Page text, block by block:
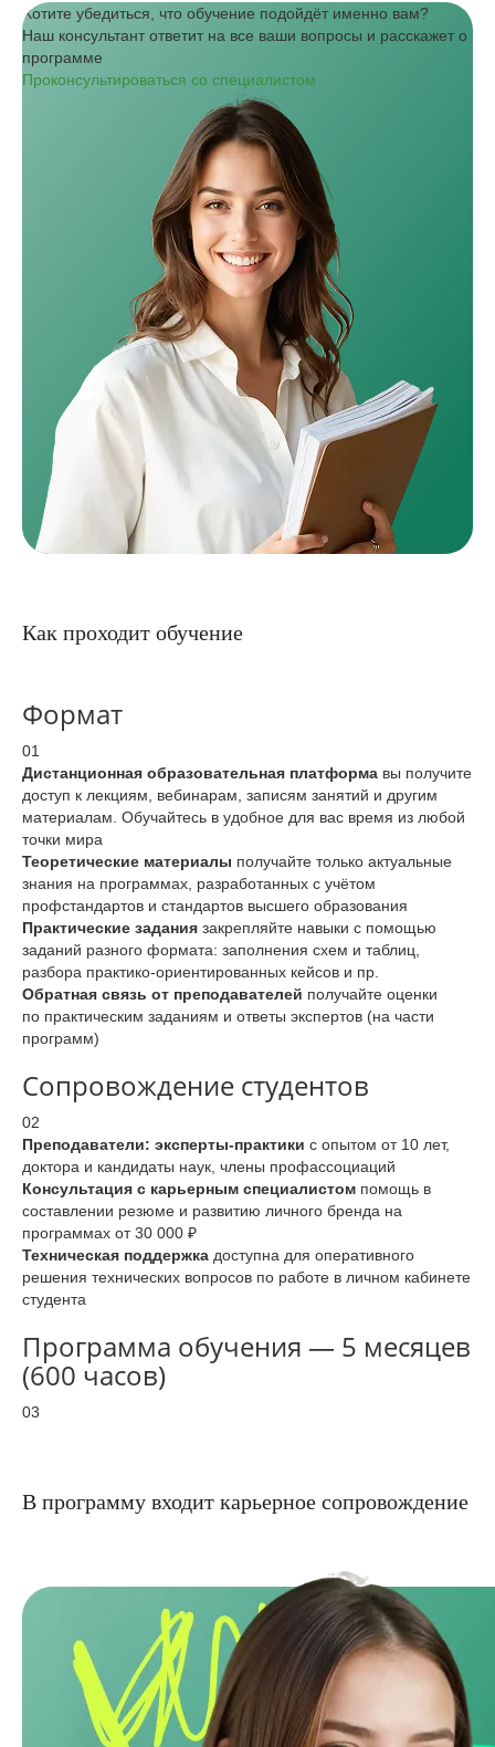
Хотите убедиться, что обучение подойдёт именно вам?
Наш консультант ответит на все ваши вопросы и расскажет о
программе
Проконсультироваться со специалистом
Как проходит обучение
Формат
01
Дистанционная образовательная платформа вы получите
доступ к лекциям, вебинарам, записям занятий и другим
материалам. Обучайтесь в удобное для вас время из любой
точки мира
Теоретические материалы получайте только актуальные
знания на программах, разработанных с учётом
профстандартов и стандартов высшего образования
Практические задания закрепляйте навыки с помощью
заданий разного формата: заполнения схем и таблиц,
разбора практико-ориентированных кейсов и пр.
Обратная связь от преподавателей получайте оценки
по практическим заданиям и ответы экспертов (на части
программ)
Сопровождение студентов
02
Преподаватели: эксперты-практики с опытом от 10 лет,
доктора и кандидаты наук, члены профассоциаций
Консультация с карьерным специалистом помощь в
составлении резюме и развитию личного бренда на
программах от 30 000 ₽
Техническая поддержка доступна для оперативного
решения технических вопросов по работе в личном кабинете
студента
Программа обучения — 5 месяцев
(600 часов)
03
В программу входит карьерное сопровождение